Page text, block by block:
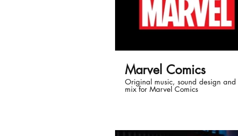
Marvel Comics
Original music, sound design and
mix for Marvel Comics